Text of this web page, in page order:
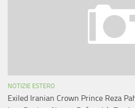
NOTIZIE ESTERO
Exiled Iranian Crown Prince Reza